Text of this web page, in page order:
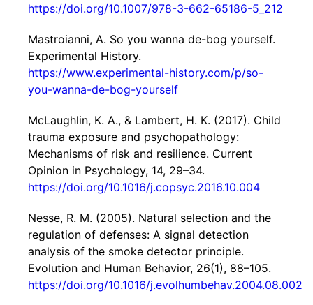
https://doi.org/10.1007/978-3-662-65186-5_212
Mastroianni, A. So you wanna de-bog yourself.
Experimental History.
https://www.experimental-history.com/p/so-
you-wanna-de-bog-yourself
McLaughlin, K. A., & Lambert, H. K. (2017). Child
trauma exposure and psychopathology:
Mechanisms of risk and resilience. Current
Opinion in Psychology, 14, 29–34.
https://doi.org/10.1016/j.copsyc.2016.10.004
Nesse, R. M. (2005). Natural selection and the
regulation of defenses: A signal detection
analysis of the smoke detector principle.
Evolution and Human Behavior, 26(1), 88–105.
https://doi.org/10.1016/j.evolhumbehav.2004.08.002